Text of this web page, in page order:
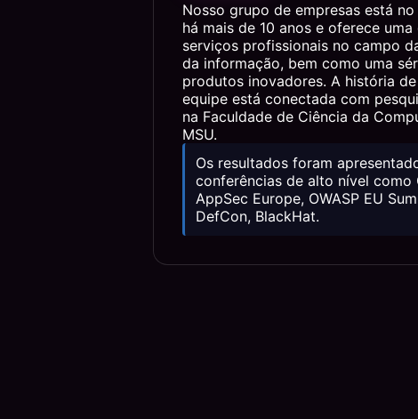
Nosso grupo de empresas está
há mais de 10 anos e oferece uma
serviços profissionais no campo
da informação, bem como uma
produtos inovadores. A história de
equipe está conectada com
na Faculdade de Ciência da
MSU.
Os resultados foram
conferências de alto nível como
AppSec Europe, OWASP EU
DefCon, BlackHat.